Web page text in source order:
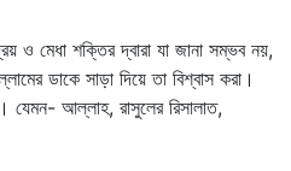
ও মেধা শক্তির দ্বারা যা জানা সম্ভব নয়,
ডাকে সাড়া দিয়ে তা বিশ্বাস করা।
যেমন- আল্লাহ, রাসুলের রিসালাত,